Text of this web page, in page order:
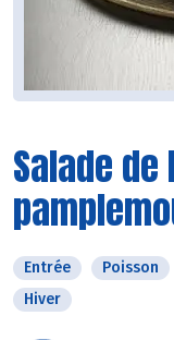
Salade
Entrée Poisson
Hiver